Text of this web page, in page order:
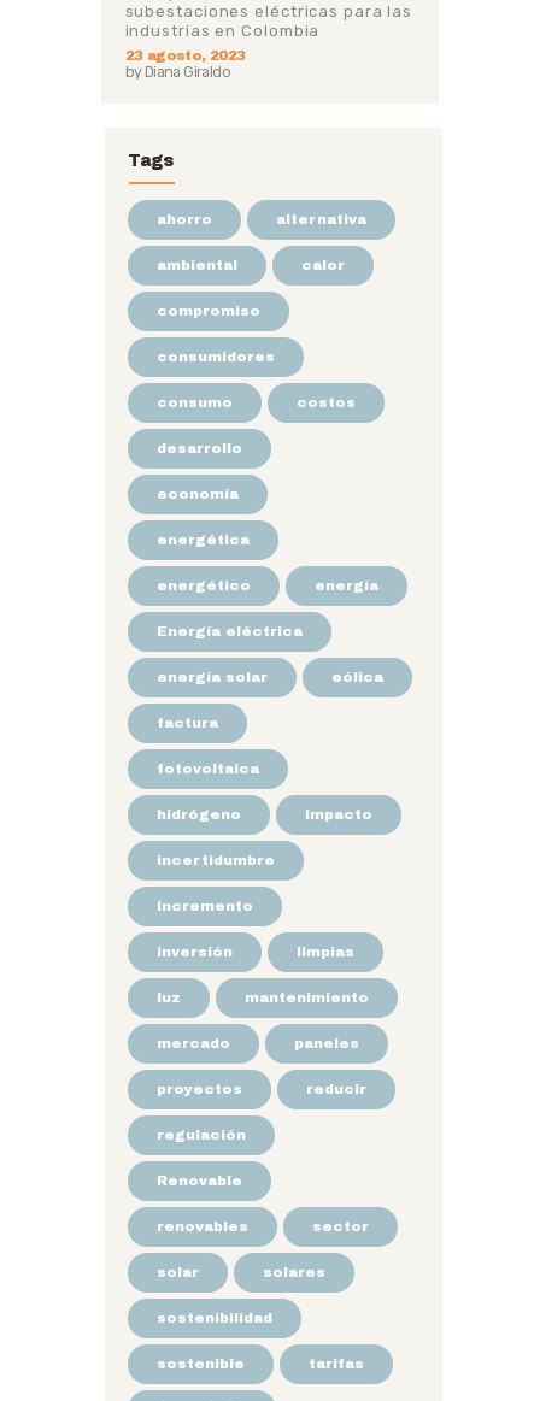
subestaciones eléctricas para las
industrias en Colombia
23 agosto, 2023
by Diana Giraldo
Tags
ahorro alternativa
ambiental calor
compromiso
consumidores
consumo costos
desarrollo
economía
energética
energético energía
Energía eléctrica
energía solar eólica
factura
fotovoltaica
hidrógeno impacto
incertidumbre
incremento
inversión limpias
luz mantenimiento
mercado paneles
proyectos reducir
regulación
Renovable
renovables sector
solar solares
sostenibilidad
sostenible tarifas